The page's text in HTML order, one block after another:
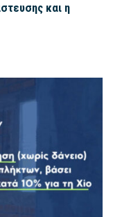
και η